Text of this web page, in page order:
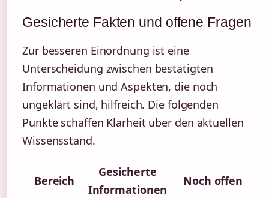
Gesicherte Fakten und offene Fragen
Zur besseren Einordnung ist eine
Unterscheidung zwischen bestätigten
Informationen und Aspekten, die noch
ungeklärt sind, hilfreich. Die folgenden
Punkte schaffen Klarheit über den aktuellen
Wissensstand.
Bereich
Gesicherte
Informationen
Noch offen